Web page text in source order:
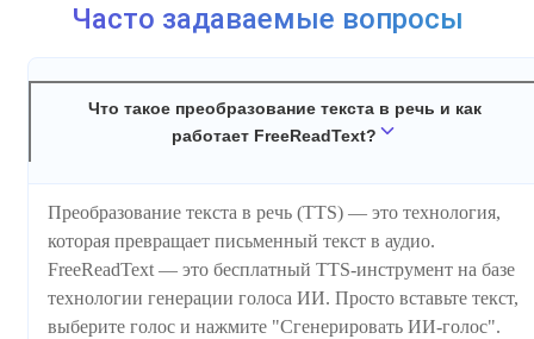
Часто задаваемые вопросы
Что такое преобразование текста в речь и как
работает FreeReadText?
Преобразование текста в речь (TTS) — это технология,
которая превращает письменный текст в аудио.
FreeReadText — это бесплатный TTS-инструмент на базе
технологии генерации голоса ИИ. Просто вставьте текст,
выберите голос и нажмите "Сгенерировать ИИ-голос".